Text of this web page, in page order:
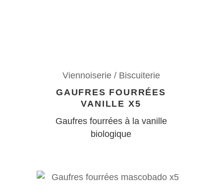
Viennoiserie / Biscuiterie
GAUFRES FOURRÉES
VANILLE X5
Gaufres fourrées à la vanille
biologique